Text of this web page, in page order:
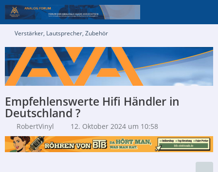
Verstärker, Lautsprecher, Zubehör
Empfehlenswerte Hifi Händler in
Deutschland ?
RobertVinyl 12. Oktober 2024 um 10:58